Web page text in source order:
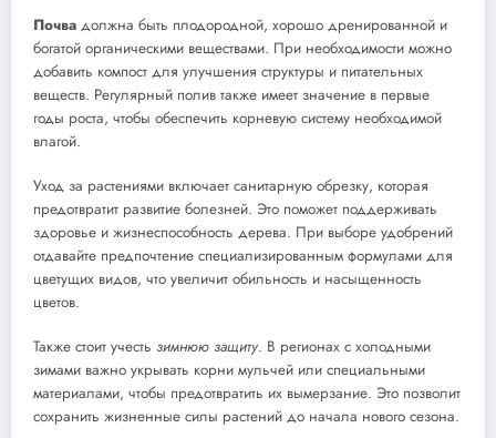
Почва должна быть плодородной, хорошо дренированной и
богатой органическими веществами. При необходимости можно
добавить компост для улучшения структуры и питательных
веществ. Регулярный полив также имеет значение в первые
годы роста, чтобы обеспечить корневую систему необходимой
влагой.
Уход за растениями включает санитарную обрезку, которая
предотвратит развитие болезней. Это поможет поддерживать
здоровье и жизнеспособность дерева. При выборе удобрений
отдавайте предпочтение специализированным формулами для
цветущих видов, что увеличит обильность и насыщенность
цветов.
Также стоит учесть зимнюю защиту. В регионах с холодными
зимами важно укрывать корни мульчей или специальными
материалами, чтобы предотвратить их вымерзание. Это позволит
сохранить жизненные силы растений до начала нового сезона.